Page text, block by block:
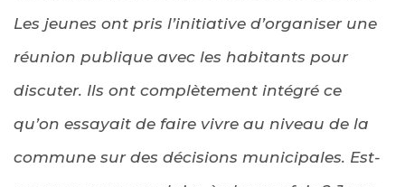
Les jeunes ont pris l’initiative d’organiser une
réunion publique avec les habitants pour
discuter. Ils ont complètement intégré ce
qu’on essayait de faire vivre au niveau de la
commune sur des décisions municipales. Est-